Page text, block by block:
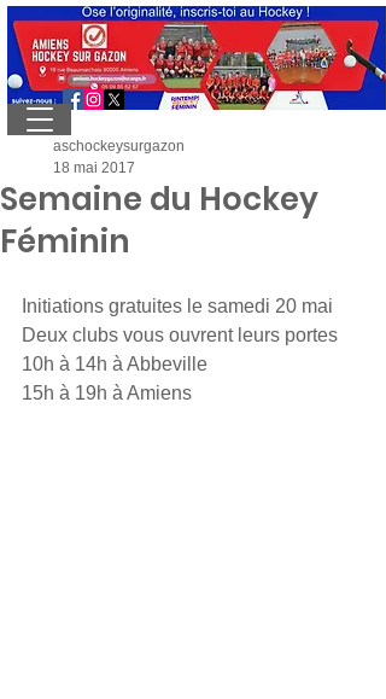
Semaine du Hockey
Féminin
aschockeysurgazon
18 mai 2017
Initiations gratuites le samedi 20 mai
Deux clubs vous ouvrent leurs portes
10h à 14h à Abbeville
15h à 19h à Amiens